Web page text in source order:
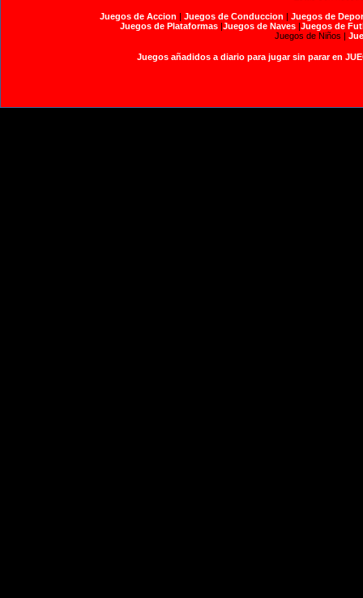
Juegos de Accion | Juegos de Conduccion | Juegos de
Juegos de Plataformas|Juegos de Naves|Juegos de
Juegos de Niños |
Juegos añadidos a diario para jugar sin parar en